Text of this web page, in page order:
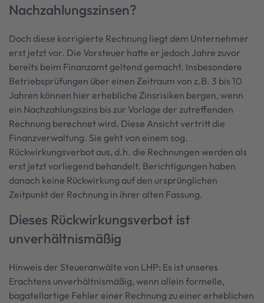
Nachzahlungszinsen?
Doch diese korrigierte Rechnung liegt dem Unternehmer
erst jetzt vor. Die Vorsteuer hatte er jedoch Jahre zuvor
bereits beim Finanzamt geltend gemacht. Insbesondere
Betriebsprüfungen über einen Zeitraum von z.B. 3 bis 10
Jahren können hier erhebliche Zinsrisiken bergen, wenn
ein Nachzahlungszins bis zur Vorlage der zutreffenden
Rechnung berechnet wird. Diese Ansicht vertritt die
Finanzverwaltung. Sie geht von einem sog.
Rückwirkungsverbot aus, d.h. die Rechnungen werden als
erst jetzt vorliegend behandelt. Berichtigungen haben
danach keine Rückwirkung auf den ursprünglichen
Zeitpunkt der Rechnung in ihrer alten Fassung.
Dieses Rückwirkungsverbot ist
unverhältnismäßig
Hinweis der Steueranwälte von LHP: Es ist unseres
Erachtens unverhältnismäßig, wenn allein formelle,
bagatellartige Fehler einer Rechnung zu einer erheblichen